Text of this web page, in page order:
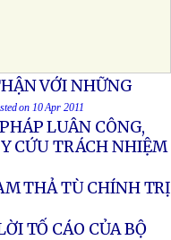
VỚI NHỮNG
on 10 Apr 2011
LUÂN CÔNG,
CỨU TRÁCH NHIỆM
THẢ TÙ CHÍNH TRỊ
TỐ CÁO CỦA BỘ